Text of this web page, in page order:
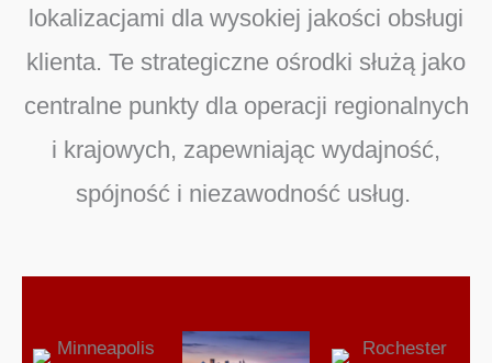
lokalizacjami dla wysokiej jakości obsługi
klienta. Te strategiczne ośrodki służą jako
centralne punkty dla operacji regionalnych
i krajowych, zapewniając wydajność,
spójność i niezawodność usług.